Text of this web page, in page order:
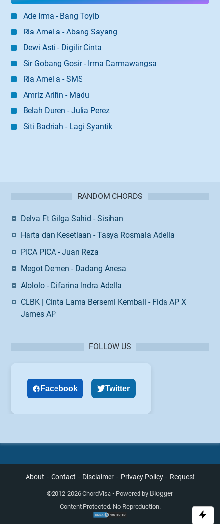
Ade Irma - Bang Toyib
Ria Amelia - Abang Sayang
Dewi Asti - Digilir Cinta
Sir Gobang Gosir - Irma Darmawangsa
Ria Amelia - SMS
Amriz Arifin - Madu
Belah Duren - Julia Perez
Siti Badriah - Lagi Syantik
RANDOM CHORDS
Delva Ft Gilga Sahid - Sisihan
Harta dan Kesetiaan - Tasya Rosmala Adella
PICA PICA - Juan Reza
Megot Demen - Dadang Anesa
Alololo - Difarina Indra Adella
CLBK | Cinta Lama Bersemi Kembali - Fida AP X
James AP
FOLLOW US
Facebook Twitter
About Contact Disclaimer Privacy Policy Request
©2012-2026 ChordVisa • Powered by Blogger
Content Protected. No Reproduction.